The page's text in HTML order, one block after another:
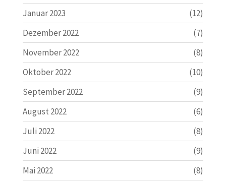
Januar 2023
(12)
Dezember 2022
(7)
November 2022
(8)
Oktober 2022
(10)
September 2022
(9)
August 2022
(6)
Juli 2022
(8)
Juni 2022
(9)
Mai 2022
(8)